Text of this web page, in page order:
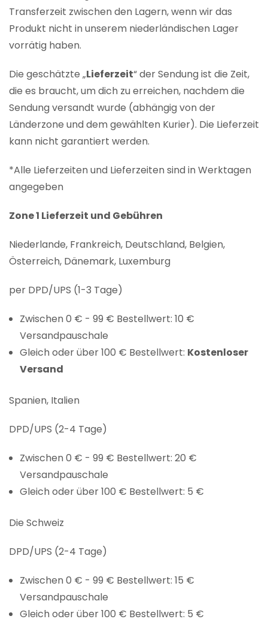
Transferzeit zwischen den Lagern, wenn wir das
Produkt nicht in unserem niederländischen Lager
vorrätig haben.
Die geschätzte „Lieferzeit“ der Sendung ist die Zeit,
die es braucht, um dich zu erreichen, nachdem die
Sendung versandt wurde (abhängig von der
Länderzone und dem gewählten Kurier). Die Lieferzeit
kann nicht garantiert werden.
*Alle Lieferzeiten und Lieferzeiten sind in Werktagen
angegeben
Zone 1 Lieferzeit und Gebühren
Niederlande, Frankreich, Deutschland, Belgien,
Österreich, Dänemark, Luxemburg
per DPD/UPS (1-3 Tage)
Zwischen 0 € - 99 € Bestellwert: 10 €
Versandpauschale
Gleich oder über 100 € Bestellwert: Kostenloser
Versand
Spanien, Italien
DPD/UPS (2-4 Tage)
Zwischen 0 € - 99 € Bestellwert: 20 €
Versandpauschale
Gleich oder über 100 € Bestellwert: 5 €
Die Schweiz
DPD/UPS (2-4 Tage)
Zwischen 0 € - 99 € Bestellwert: 15 €
Versandpauschale
Gleich oder über 100 € Bestellwert: 5 €